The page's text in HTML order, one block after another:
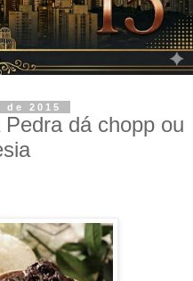
2015
dá chopp ou